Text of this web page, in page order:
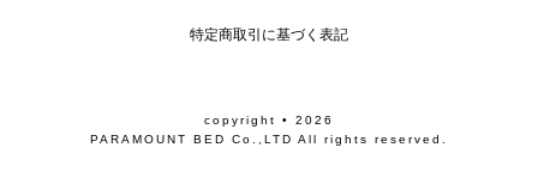
特定商取引に基づく表記
copyright • 2026
PARAMOUNT BED Co.,LTD All rights reserved.